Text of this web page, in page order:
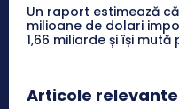
Un raport estimează
milioane de dolari
1,66 miliarde și își mută
Articole relevante